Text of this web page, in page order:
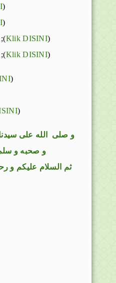
)
)
Klik DISINI)
Klik DISINI)
)
)
و صلى الله على
و صحبه و
ثم السلام عليكم و